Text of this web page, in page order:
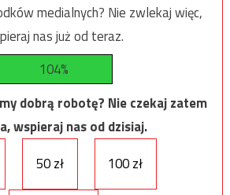
medialnych? Nie zwlekaj więc,
nas już od teraz.
104%
dobrą robotę? Nie czekaj zatem
wspieraj nas od dzisiaj.
50 zł 100 zł